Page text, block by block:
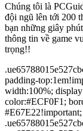
Chúng tôi là
đội ngũ lên tới 200
bạn những giây
thông tin về game
trọng!!
padding-
width:100%;
color:#ECF0F1;